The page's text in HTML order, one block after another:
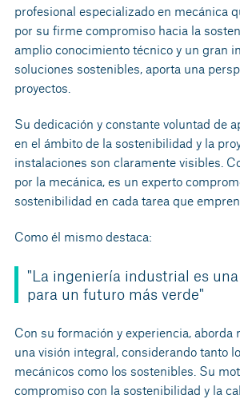
profesional especializado en mecánica
por su firme compromiso hacia la
amplio conocimiento técnico y un gran
soluciones sostenibles, aporta una
proyectos.
Su dedicación y constante voluntad de
en el ámbito de la sostenibilidad y la
instalaciones son claramente visibles.
por la mecánica, es un experto
sostenibilidad en cada tarea que
Como él mismo destaca:
"La ingeniería industrial es
para un futuro más verde"
Con su formación y experiencia, aborda
una visión integral, considerando tanto
mecánicos como los sostenibles. Su
compromiso con la sostenibilidad y la